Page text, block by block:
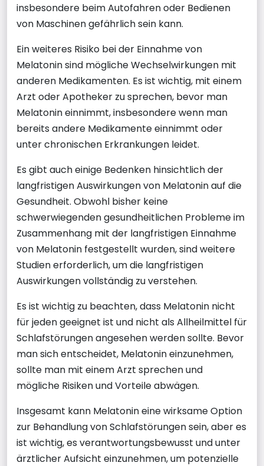
insbesondere beim Autofahren oder Bedienen
von Maschinen gefährlich sein kann.
Ein weiteres Risiko bei der Einnahme von
Melatonin sind mögliche Wechselwirkungen mit
anderen Medikamenten. Es ist wichtig, mit einem
Arzt oder Apotheker zu sprechen, bevor man
Melatonin einnimmt, insbesondere wenn man
bereits andere Medikamente einnimmt oder
unter chronischen Erkrankungen leidet.
Es gibt auch einige Bedenken hinsichtlich der
langfristigen Auswirkungen von Melatonin auf die
Gesundheit. Obwohl bisher keine
schwerwiegenden gesundheitlichen Probleme im
Zusammenhang mit der langfristigen Einnahme
von Melatonin festgestellt wurden, sind weitere
Studien erforderlich, um die langfristigen
Auswirkungen vollständig zu verstehen.
Es ist wichtig zu beachten, dass Melatonin nicht
für jeden geeignet ist und nicht als Allheilmittel für
Schlafstörungen angesehen werden sollte. Bevor
man sich entscheidet, Melatonin einzunehmen,
sollte man mit einem Arzt sprechen und
mögliche Risiken und Vorteile abwägen.
Insgesamt kann Melatonin eine wirksame Option
zur Behandlung von Schlafstörungen sein, aber es
ist wichtig, es verantwortungsbewusst und unter
ärztlicher Aufsicht einzunehmen, um potenzielle